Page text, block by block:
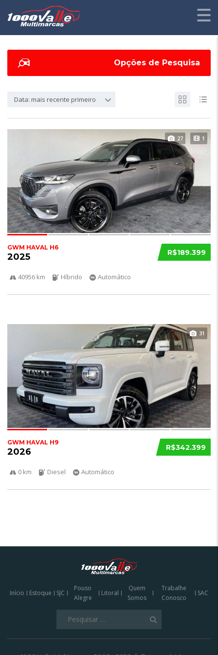
Opções de Pesquisa
Data: mais recente primeiro
27 1
R$189.399
GWM HAVAL H6
2025
40956 km Híbrido Automático
31
R$342.399
GWM HAVAL H9
2026
0 km Diesel Automático
Início Estoque SJC
Pouso
Alegre
Litoral
Quem
Somos
Trabalhe
Conosco
SAC